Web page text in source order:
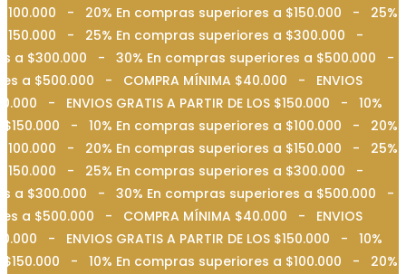
$100.000 - 20% En compras superiores a $150.000 - 25%
$150.000 - 25% En compras superiores a $300.000 -
a $300.000 - 30% En compras superiores a $500.000 -
a $500.000 - COMPRA MÍNIMA $40.000 - ENVIOS
- ENVIOS GRATIS A PARTIR DE LOS $150.000 - 10%
$150.000 - 10% En compras superiores a $100.000 - 20%
$100.000 - 20% En compras superiores a $150.000 - 25%
$150.000 - 25% En compras superiores a $300.000 -
a $300.000 - 30% En compras superiores a $500.000 -
a $500.000 - COMPRA MÍNIMA $40.000 - ENVIOS
- ENVIOS GRATIS A PARTIR DE LOS $150.000 - 10%
$150.000 - 10% En compras superiores a $100.000 - 20%